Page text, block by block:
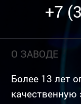
+7
О ЗАВОДЕ
Более 13 лет
качественную